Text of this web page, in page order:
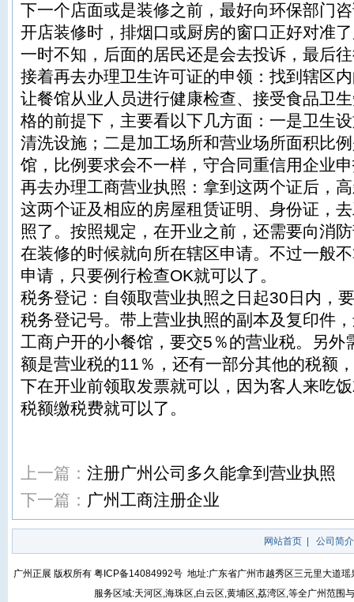
下一个店面或是装修之前，最好向环保部门
开店装修时，排烟口或厨房的窗口正好对准
一时不知，后面的居民还是会去投诉，最后
接着再去办理卫生许可证的申领：找到辖区
让餐馆从业人员进行健康检查、接受食品卫
格的前提下，主要看以下几方面：一是卫生
清洗设施；二是加工场所和营业场所面积比
馆，比例要求会不一样，守合同重信用企业
再去办理工商营业执照：拿到这两个证后，
这两个证及相应的房屋租赁证明、身份证，
照了。按照规定，在开业之前，还需要向消
在装修的时候就向所在辖区申请。不过一般
申请，只要例行检查OK就可以了。
税务登记：自领取营业执照之日起30日内，
税务登记号。带上营业执照的副本及复印件
工商户开的小餐馆，要交5％的营业税。另外
额是营业税的11％，还有一部分其他的税额
下在开业前领取发票就可以，因为客人来吃
税额缴税费就可以了。
上一篇： 注册广州公司多久能拿到营业执照
下一篇： 广州工商注册企业
网站首页 公司简介
广州正展 版权所有 粤ICP备14084992号 地址:广东省广州市越秀区三元里大道
服务区域:天河区,海珠区,白云区,黄埔区,荔湾区,等全广州范围与